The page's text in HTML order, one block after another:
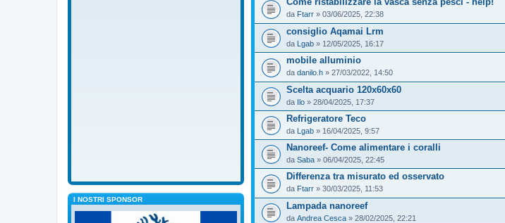
da Ftarr » 03/06/2025, 22:38
consiglio Aqamai Lrm
da Lgab » 12/05/2025, 16:17
mobile alluminio
da danilo.h » 27/03/2022, 14:50
Scelta acquario 120x60x60
da Ilo » 28/04/2025, 17:37
Refrigeratore Teco
da Lgab » 16/04/2025, 9:57
Nanoreef- Come alimentare i coralli
da Saba » 06/04/2025, 22:45
Differenza tra misurato ed osservato
da Ftarr » 30/03/2025, 11:53
Lampada nanoreef
da Andrea Cesca » 28/02/2025, 22:21
I NOSTRI SPONSOR